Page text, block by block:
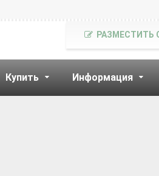
Купить Информация
РАЗМЕСТИТЬ